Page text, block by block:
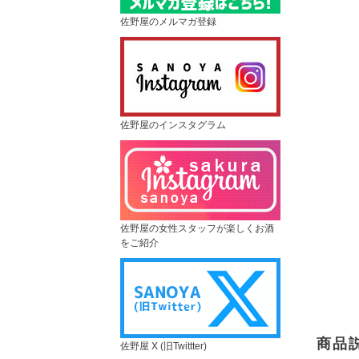
佐野屋のメルマガ登録
佐野屋のインスタグラム
佐野屋の女性スタッフが楽しくお酒
をご紹介
佐野屋 X (旧Twittter) 商品